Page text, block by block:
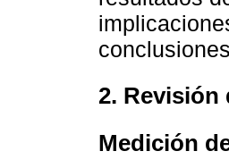
2. Revisión
Medición